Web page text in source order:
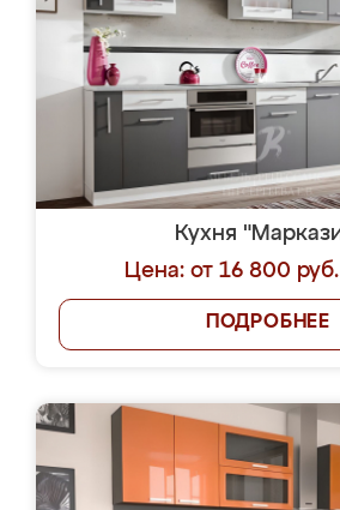
Кухня
Цена: от 16 800
ПОДРОБНЕЕ